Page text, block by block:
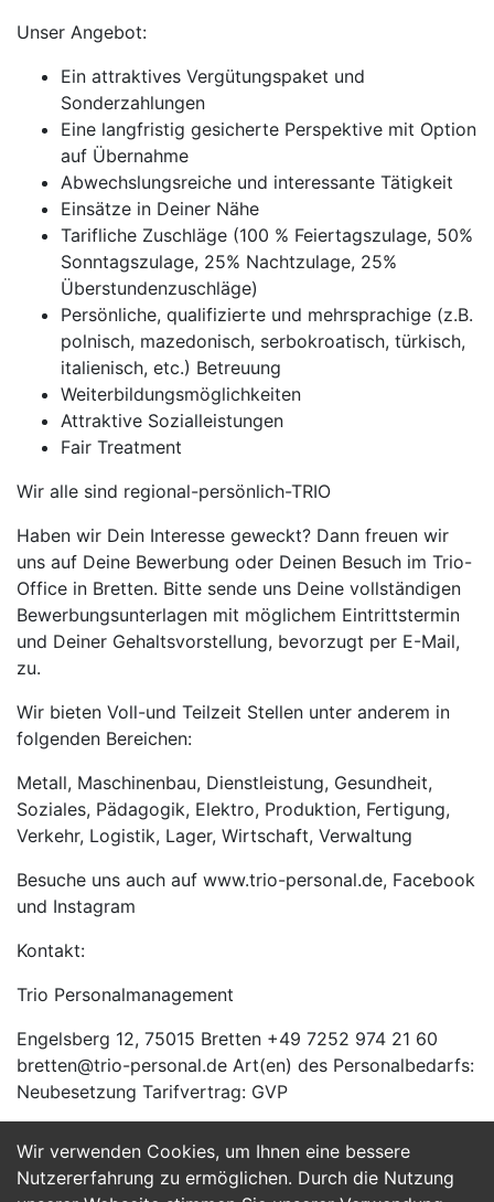
Wir verwenden Cookies, um Ihnen eine bessere
Nutzererfahrung zu ermöglichen. Durch die Nutzung
Unser Angebot:
Ein attraktives Vergütungspaket und
Sonderzahlungen
Eine langfristig gesicherte Perspektive mit Option
auf Übernahme
Abwechslungsreiche und interessante Tätigkeit
Einsätze in Deiner Nähe
Tarifliche Zuschläge (100 % Feiertagszulage, 50%
Sonntagszulage, 25% Nachtzulage, 25%
Überstundenzuschläge)
Persönliche, qualifizierte und mehrsprachige (z.B.
polnisch, mazedonisch, serbokroatisch, türkisch,
italienisch, etc.) Betreuung
Weiterbildungsmöglichkeiten
Attraktive Sozialleistungen
Fair Treatment
Wir alle sind regional-persönlich-TRIO
Haben wir Dein Interesse geweckt? Dann freuen wir
uns auf Deine Bewerbung oder Deinen Besuch im Trio-
Office in Bretten. Bitte sende uns Deine vollständigen
Bewerbungsunterlagen mit möglichem Eintrittstermin
und Deiner Gehaltsvorstellung, bevorzugt per E-Mail,
zu.
Wir bieten Voll-und Teilzeit Stellen unter anderem in
folgenden Bereichen:
Metall, Maschinenbau, Dienstleistung, Gesundheit,
Soziales, Pädagogik, Elektro, Produktion, Fertigung,
Verkehr, Logistik, Lager, Wirtschaft, Verwaltung
Besuche uns auch auf www.trio-personal.de, Facebook
und Instagram
Kontakt:
Trio Personalmanagement
Engelsberg 12, 75015 Bretten +49 7252 974 21 60
bretten@trio-personal.de Art(en) des Personalbedarfs:
Neubesetzung Tarifvertrag: GVP
Jetzt Bewerben